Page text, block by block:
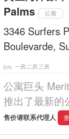
舒适与时尚。
Palms
公寓
3346 Surfers
Boulevarde,
QLD 4217
一房,二房,三房
公寓巨头
推出了最新的
其中一座大楼
热门地区最高
售价请联系代理人